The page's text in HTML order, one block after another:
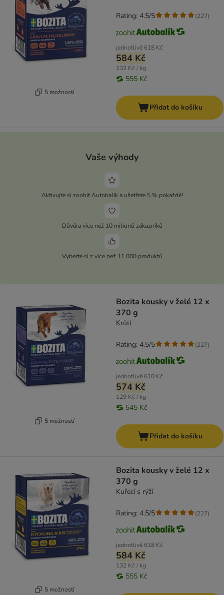
5 možností
jednotlivě 618 Kč
584 Kč
132 Kč / kg
555 Kč
Rating: 4.5/5 (227)
Přidat do košíku
Vaše výhody
Aktivujte si zoohit Autobalík a ušetřete 5 % pokaždé!
Důvěra více než 10 milionů zákazníků
Vyberte si z více než 11 000 produktů
5 možností
Bozita kousky v želé 12 x
370 g
Krůtí
jednotlivě 610 Kč
574 Kč
129 Kč / kg
545 Kč
Rating: 4.5/5 (227)
Přidat do košíku
5 možností
Bozita kousky v želé 12 x
370 g
Kuřecí s rýží
jednotlivě 618 Kč
584 Kč
132 Kč / kg
555 Kč
Rating: 4.5/5 (227)